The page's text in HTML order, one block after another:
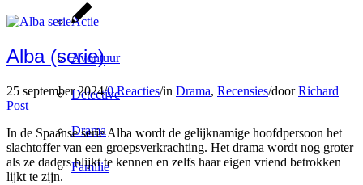
Actie
Avontuur
Detective
Drama
Familie
Alba (serie)
25 september 2024/0 Reacties/in Drama, Recensies/doorRichard
Post
In de Spaanse serie Alba wordt de gelijknamige hoofdpersoon het
slachtoffer van een groepsverkrachting. Het drama wordt nog groter
als ze daders blijkt te kennen en zelfs haar eigen vriend betrokken
lijkt te zijn.